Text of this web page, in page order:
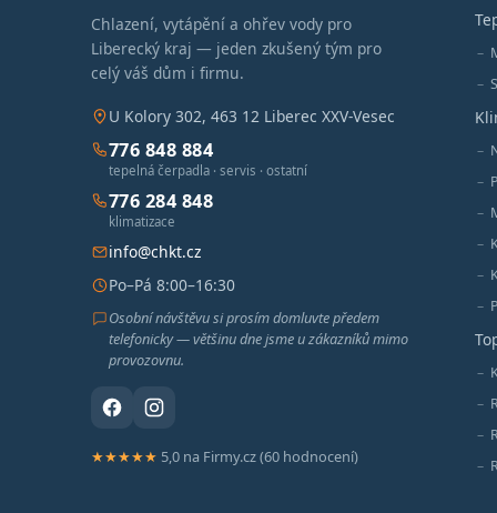
Chlazení, vytápění a ohřev vody pro
Liberecký kraj — jeden zkušený tým pro
celý váš dům i firmu.
U Kolory 302, 463 12 Liberec XXV-Vesec
776 848 884
tepelná čerpadla · servis · ostatní
776 284 848
klimatizace
info@chkt.cz
Po–Pá 8:00–16:30
Osobní návštěvu si prosím domluvte předem
telefonicky — většinu dne jsme u zákazníků mimo
provozovnu.
★★★★★ 5,0 na Firmy.cz (60 hodnocení)